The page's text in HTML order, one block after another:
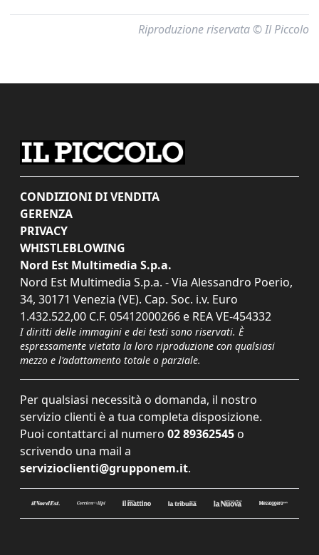
Riproduzione riservata © Il Piccolo
CONDIZIONI DI VENDITA
GERENZA
PRIVACY
WHISTLEBLOWING
Nord Est Multimedia S.p.a.
Nord Est Multimedia S.p.a. - Via Alessandro Poerio,
34, 30171 Venezia (VE). Cap. Soc. i.v. Euro
1.432.522,00 C.F. 05412000266 e REA VE-454332
I diritti delle immagini e dei testi sono riservati. È
espressamente vietata la loro riproduzione con qualsiasi
mezzo e l'adattamento totale o parziale.
Per qualsiasi necessità o domanda, il nostro
servizio clienti è a tua completa disposizione.
Puoi contattarci al numero 02 89362545 o
scrivendo una mail a
servizioclienti@grupponem.it.